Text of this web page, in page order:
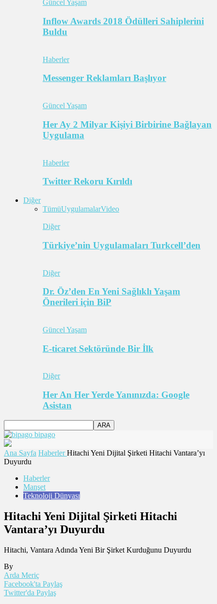
Güncel Yaşam
Inflow Awards 2018 Ödülleri Sahiplerini
Buldu
Haberler
Messenger Reklamları Başlıyor
Güncel Yaşam
Her Ay 2 Milyar Kişiyi Birbirine Bağlayan
Uygulama
Haberler
Twitter Rekoru Kırıldı
Diğer
TümüUygulamalarVideo
Diğer
Türkiye’nin Uygulamaları Turkcell’den
Diğer
Dr. Öz’den En Yeni Sağlıklı Yaşam
Önerileri için BiP
Güncel Yaşam
E-ticaret Sektöründe Bir İlk
Diğer
Her An Her Yerde Yanınızda: Google
Asistan
bipago
Ana Sayfa Haberler Hitachi Yeni Dijital Şirketi Hitachi Vantara’yı
Duyurdu
Haberler
Manşet
Teknoloji Dünyası
Hitachi Yeni Dijital Şirketi Hitachi
Vantara’yı Duyurdu
Hitachi, Vantara Adında Yeni Bir Şirket Kurduğunu Duyurdu
By
Arda Meriç
Facebook'ta Paylaş
Twitter'da Paylaş